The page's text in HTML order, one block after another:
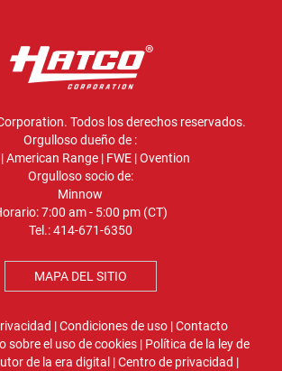
Todos los derechos reservados.
Orgulloso dueño de :
|American Range| FWE|Ovention
Orgulloso socio de:
Minnow
7:00 am - 5:00 pm (CT)
Tel.:414-671-6350
MAPA DEL SITIO
|Condiciones de uso |Contacto
sobre el uso de cookies| Política de la ley de
de la era digital |Centro de privacidad |